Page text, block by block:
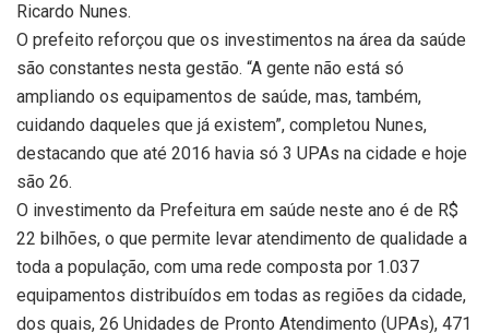
Ricardo Nunes.
O prefeito reforçou que os investimentos na área da saúde
são constantes nesta gestão. “A gente não está só
ampliando os equipamentos de saúde, mas, também,
cuidando daqueles que já existem”, completou Nunes,
destacando que até 2016 havia só 3 UPAs na cidade e hoje
são 26.
O investimento da Prefeitura em saúde neste ano é de R$
22 bilhões, o que permite levar atendimento de qualidade a
toda a população, com uma rede composta por 1.037
equipamentos distribuídos em todas as regiões da cidade,
dos quais, 26 Unidades de Pronto Atendimento (UPAs), 471